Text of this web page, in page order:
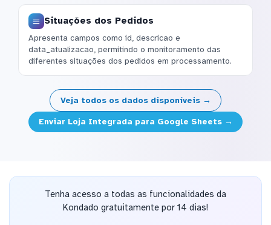
Situações dos Pedidos
Apresenta campos como id, descricao e
data_atualizacao, permitindo o monitoramento das
diferentes situações dos pedidos em processamento.
Veja todos os dados disponíveis →
Enviar Loja Integrada para Google Sheets →
Tenha acesso a todas as funcionalidades da
Kondado gratuitamente por 14 dias!